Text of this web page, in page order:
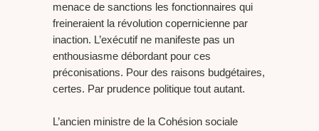
menace de sanctions les fonctionnaires qui
freineraient la révolution copernicienne par
inaction. L’exécutif ne manifeste pas un
enthousiasme débordant pour ces
préconisations. Pour des raisons budgétaires,
certes. Par prudence politique tout autant.
L’ancien ministre de la Cohésion sociale